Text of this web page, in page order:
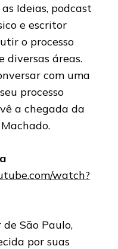
Ideias, podcast
e escritor
o processo
diversas áreas.
com uma
processo
a chegada da
watch?
São Paulo,
por suas